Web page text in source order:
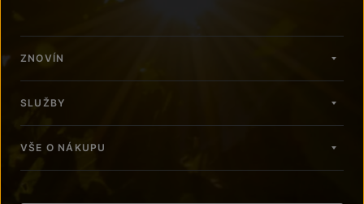
ZNOVÍN
SLUŽBY
VŠE O NÁKUPU